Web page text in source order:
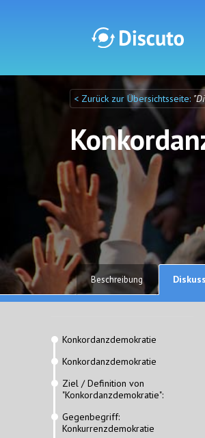
Discuto
< Zurück zur Übersichtsseite:
Beschreibung
Konkordanzdemokratie
Konkordanzdemokratie
Ziel / Definition von
"Konkordanzdemokratie":
Gegenbegriff:
Konkurrenzdemokratie